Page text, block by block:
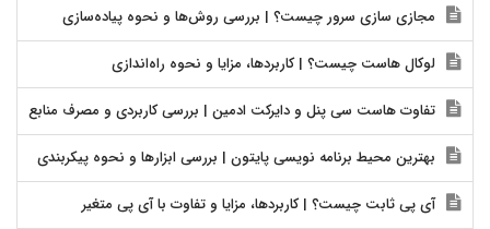
مجازی سازی سرور چیست؟ | بررسی روش‌ها و نحوه پیاده‌سازی
لوکال هاست چیست؟ | کاربردها، مزایا و نحوه راه‌اندازی
تفاوت هاست سی پنل و دایرکت ادمین | بررسی کاربردی و مصرف منابع
بهترین محیط برنامه نویسی پایتون | بررسی ابزارها و نحوه پیکربندی
آی پی ثابت چیست؟ | کاربردها، مزایا و تفاوت با آی پی متغیر